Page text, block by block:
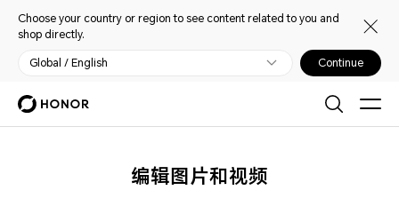
Choose your country or region to see content related to you and
shop directly.
Global / English Continue
编辑图片和视频